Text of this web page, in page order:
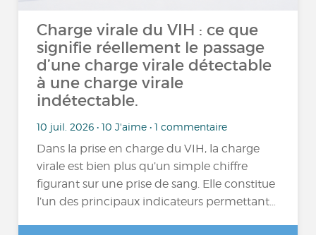
Charge virale du VIH : ce que
signifie réellement le passage
d’une charge virale détectable
à une charge virale
indétectable.
10 juil. 2026 • 10 J'aime • 1 commentaire
Dans la prise en charge du VIH, la charge
virale est bien plus qu’un simple chiffre
figurant sur une prise de sang. Elle constitue
l’un des principaux indicateurs permettant…